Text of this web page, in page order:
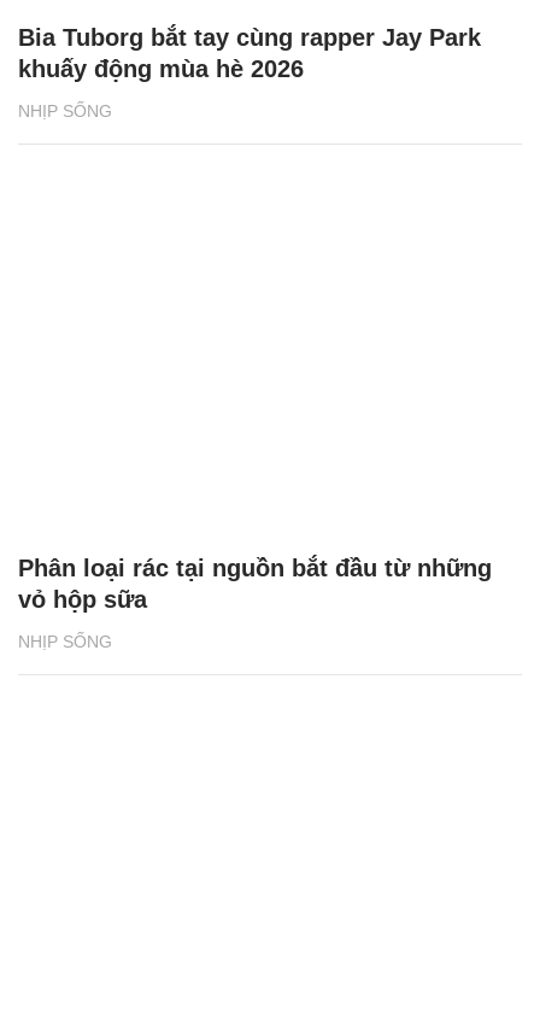
NHỊP SỐNG
Bia Tuborg bắt tay cùng rapper Jay Park
khuấy động mùa hè 2026
NHỊP SỐNG
Phân loại rác tại nguồn bắt đầu từ những
vỏ hộp sữa